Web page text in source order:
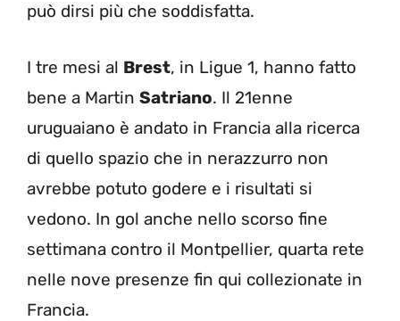
può dirsi più che soddisfatta.
I tre mesi al Brest, in Ligue 1, hanno fatto
bene a Martin Satriano. Il 21enne
uruguaiano è andato in Francia alla ricerca
di quello spazio che in nerazzurro non
avrebbe potuto godere e i risultati si
vedono. In gol anche nello scorso fine
settimana contro il Montpellier, quarta rete
nelle nove presenze fin qui collezionate in
Francia.